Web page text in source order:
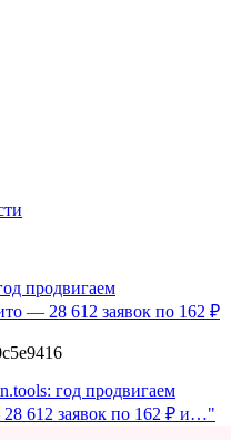
продвигаем
— 28 612 заявок по 162 ₽
год продвигаем
612 заявок по 162 ₽ и…"